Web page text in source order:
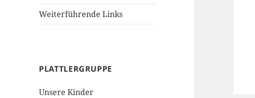
Weiterführende Links
PLATTLERGRUPPE
Unsere Kinder